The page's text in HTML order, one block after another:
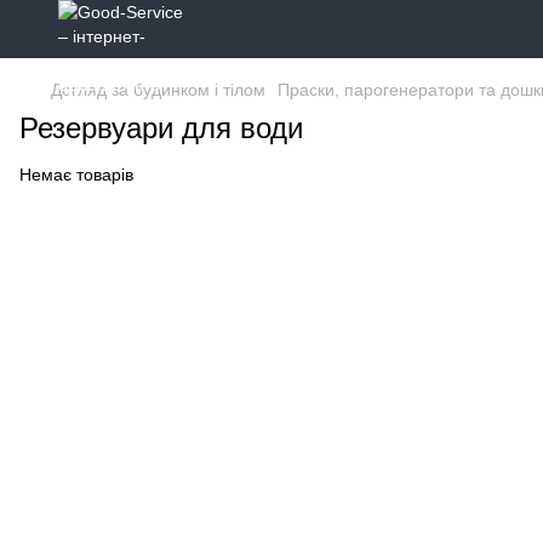
Догляд за будинком і тілом Праски, парогенератори та
Резервуари для води
Немає товарів